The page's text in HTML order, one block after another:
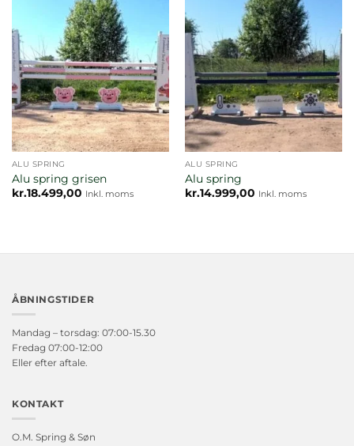
ALU SPRING
Alu spring grisen
kr.18.499,00 Inkl. moms
ALU SPRING
Alu spring
kr.14.999,00 Inkl. moms
ÅBNINGSTIDER
Mandag – torsdag: 07:00-15.30
Fredag 07:00-12:00
Eller efter aftale.
KONTAKT
O.M. Spring & Søn